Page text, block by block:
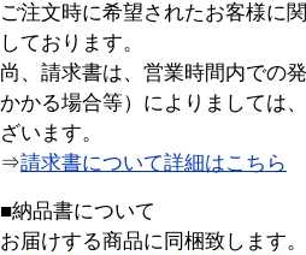
ご注文時に希望されたお客様に
しております。
尚、請求書は、営業時間内での
かかる場合等）によりましては
ざいます。
⇒請求書について詳細はこちら
■納品書について
お届けする商品に同梱致します。